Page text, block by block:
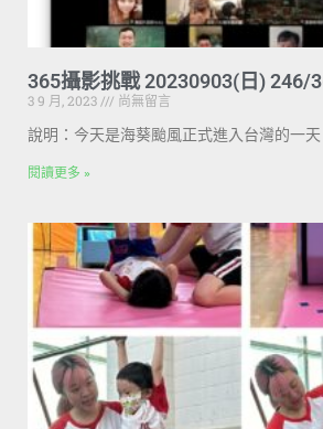
365攝影挑戰 20230903(日) 246/
3 9 月, 2023
尚無留言
說明：今天是海葵颱風正式進入台灣的一天
閱讀更多 »